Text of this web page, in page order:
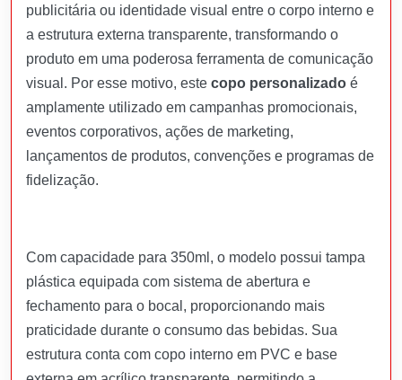
publicitária ou identidade visual entre o corpo interno e
a estrutura externa transparente, transformando o
produto em uma poderosa ferramenta de comunicação
visual. Por esse motivo, este copo personalizado é
amplamente utilizado em campanhas promocionais,
eventos corporativos, ações de marketing,
lançamentos de produtos, convenções e programas de
fidelização.
Com capacidade para 350ml, o modelo possui tampa
plástica equipada com sistema de abertura e
fechamento para o bocal, proporcionando mais
praticidade durante o consumo das bebidas. Sua
estrutura conta com copo interno em PVC e base